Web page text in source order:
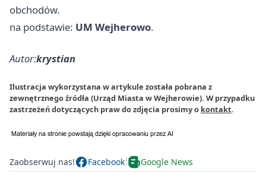
obchodów.
na podstawie: UM Wejherowo.
Autor:krystian
Ilustracja wykorzystana w artykule została pobrana z
zewnętrznego źródła (Urząd Miasta w Wejherowie). W przypadku
zastrzeżeń dotyczących praw do zdjęcia prosimy o kontakt.
Zaobserwuj nas! Facebook Google News